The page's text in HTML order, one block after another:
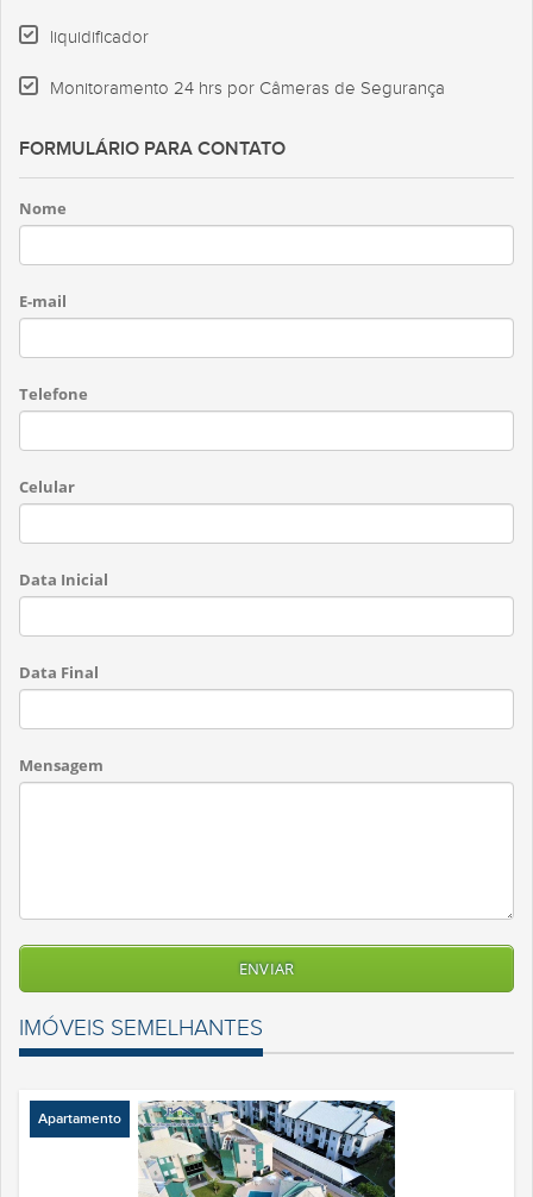
liquidificador
Monitoramento 24 hrs por Câmeras de Segurança
FORMULÁRIO PARA CONTATO
Nome
E-mail
Telefone
Celular
Data Inicial
Data Final
Mensagem
IMÓVEIS SEMELHANTES
Apartamento